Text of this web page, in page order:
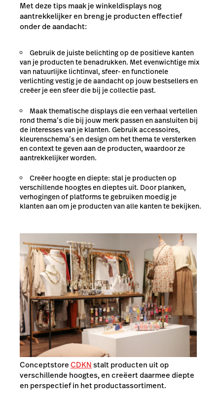
Met deze tips maak je winkeldisplays nog
aantrekkelijker en breng je producten effectief
onder de aandacht:
Gebruik de juiste belichting op de positieve kanten
van je producten te benadrukken. Met evenwichtige mix
van natuurlijke lichtinval, sfeer- en functionele
verlichting vestig je de aandacht op jouw bestsellers en
creëer je een sfeer die bij je collectie past.
Maak thematische displays die een verhaal vertellen
rond thema’s die bij jouw merk passen en aansluiten bij
de interesses van je klanten. Gebruik accessoires,
kleurenschema’s en design om het thema te versterken
en context te geven aan de producten, waardoor ze
aantrekkelijker worden.
Creëer hoogte en diepte: stal je producten op
verschillende hoogtes en dieptes uit. Door planken,
verhogingen of platforms te gebruiken moedig je
klanten aan om je producten van alle kanten te bekijken.
ConceptstoreCDKNstalt producten uit op
verschillende hoogtes, en creëert daarmee diepte
en perspectief in het productassortiment.